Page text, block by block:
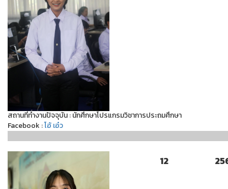
สถานที่ทำงานปัจจุบัน : นักศึกษาโปรแกรมวิชาการประถมศึกษา
Facebook :โอ้ เอ๋ว
12